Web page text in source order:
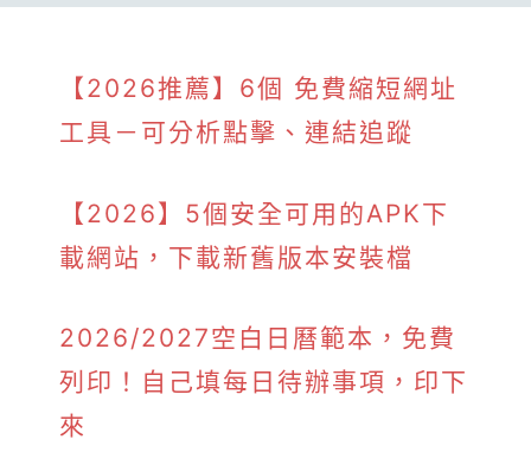
【2026推薦】6個 免費縮短網址
工具－可分析點擊、連結追蹤
【2026】5個安全可用的APK下
載網站，下載新舊版本安裝檔
2026/2027空白日曆範本，免費
列印！自己填每日待辦事項，印下
來